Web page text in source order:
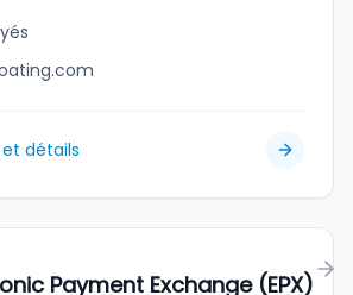
détails
Payment Exchange (EPX)